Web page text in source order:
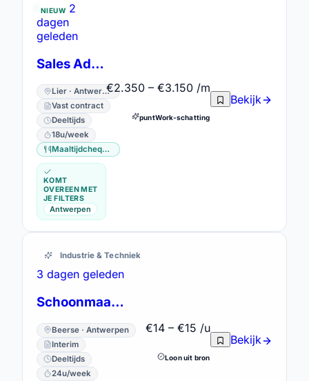
NIEUW 2
dagen
geleden
Sales Advisor
Lier · Antwerpen
Vast contract
Deeltijds
18u/week
Maaltijdcheques
KOMT
OVEREEN MET
JE FILTERS
Antwerpen
€2.350 – €3.150 /m
puntWork-schatting
Bekijk
Industrie & Techniek
3 dagen geleden
Schoonmaakmedewerker parttime horecagroothandel
Beerse · Antwerpen
Interim
Deeltijds
24u/week
€14 – €15 /u
Loon uit bron
Bekijk